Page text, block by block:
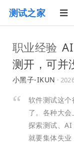
测试之家
职业经验
测开，可并
小黑子-IKUN ·
软件测试这
了。各种大
探索测试、AI
就要集体失